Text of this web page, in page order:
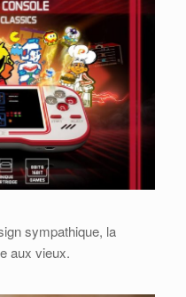
sympathique, la
aux vieux.